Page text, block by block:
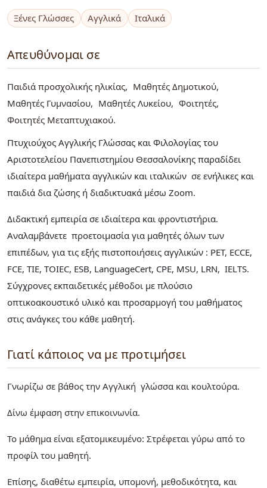
Ξένες Γλώσσες Αγγλικά Ιταλικά
Απευθύνομαι σε
Παιδιά προσχολικής ηλικίας
Μαθητές Δημοτικού
Μαθητές Γυμνασίου
Μαθητές Λυκείου
Φοιτητές
Φοιτητές Μεταπτυχιακού
Πτυχιούχος Αγγλικής Γλώσσας και Φιλολογίας του
Αριστοτελείου Πανεπιστημίου Θεσσαλονίκης παραδίδει
ιδιαίτερα μαθήματα αγγλικών και ιταλικών σε ενήλικες και
παιδιά δια ζώσης ή διαδικτυακά μέσω Zoom.
Διδακτική εμπειρία σε ιδιαίτερα και φροντιστήρια.
Αναλαμβάνετε προετοιμασία για μαθητές όλων των
επιπέδων, για τις εξής πιστοποιήσεις αγγλικών : PET, ECCE,
FCE, TIE, TOIEC, ESB, LanguageCert, CPE, MSU, LRN, IELTS.
Σύγχρονες εκπαιδετικές μέθοδοι με πλούσιο
οπτικοακουστικό υλικό και προσαρμογή του μαθήματος
στις ανάγκες του κάθε μαθητή.
Γιατί κάποιος να με προτιμήσει
Γνωρίζω σε βάθος την Αγγλική γλώσσα και κουλτούρα.
Δίνω έμφαση στην επικοινωνία.
Το μάθημα είναι εξατομικευμένο: Στρέφεται γύρω από το
προφίλ του μαθητή.
Επίσης, διαθέτω εμπειρία, υπομονή, μεθοδικότητα, και